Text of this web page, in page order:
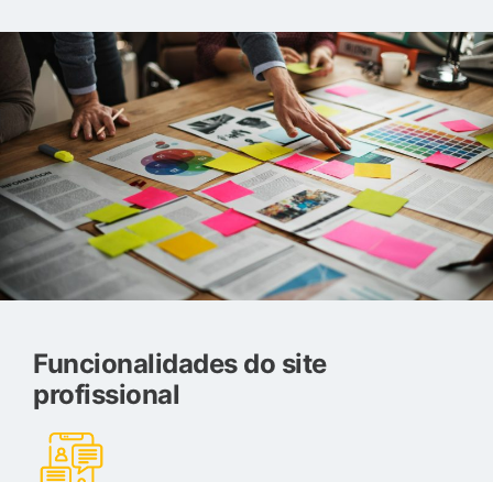
Funcionalidades do site
profissional